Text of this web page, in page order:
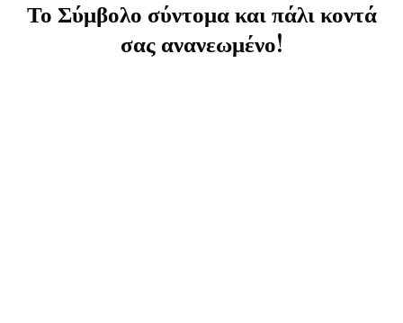
Το Σύμβολο σύντομα και πάλι κοντά
σας ανανεωμένο!